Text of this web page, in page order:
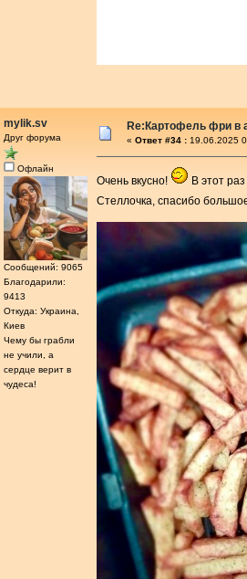
mylik.sv
Друг форума
Офлайн
Сообщений: 9065
Благодарили:
9413
Откуда: Украина,
Киев
Чему бы грабли
не учили, а
сердце верит в
чудеса!
Re:Картофель фри в
« Ответ #34 : 19.06.2025
Очень вкусно!
В этот
Стеллочка, спасибо